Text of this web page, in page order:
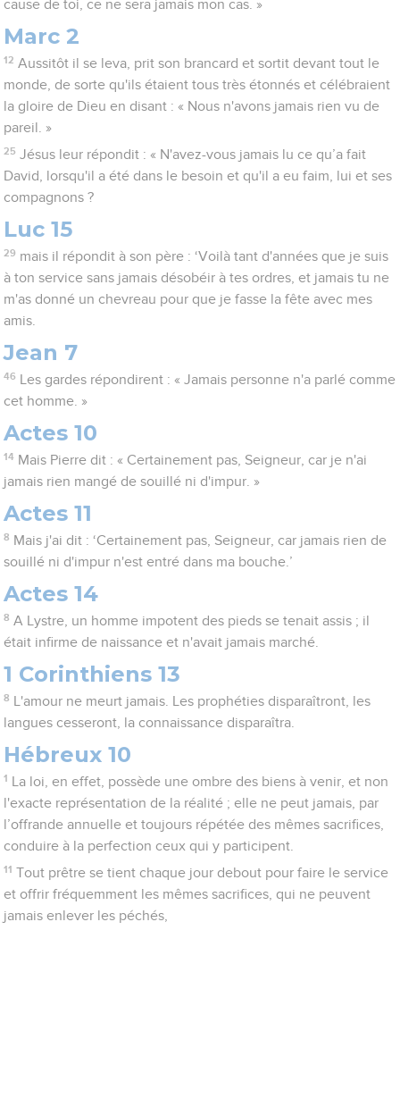
cause de toi, ce ne sera jamais mon cas. »
Marc 2
12 Aussitôt il se leva, prit son brancard et sortit devant tout le
monde, de sorte qu'ils étaient tous très étonnés et célébraient
la gloire de Dieu en disant : « Nous n'avons jamais rien vu de
pareil. »
25 Jésus leur répondit : « N'avez-vous jamais lu ce qu’a fait
David, lorsqu'il a été dans le besoin et qu'il a eu faim, lui et ses
compagnons ?
Luc 15
29 mais il répondit à son père : ‘Voilà tant d'années que je suis
à ton service sans jamais désobéir à tes ordres, et jamais tu ne
m'as donné un chevreau pour que je fasse la fête avec mes
amis.
Jean 7
46
Les gardes répondirent : « Jamais personne n'a parlé comme
cet homme. »
Actes 10
14 Mais Pierre dit : « Certainement pas, Seigneur, car je n'ai
jamais rien mangé de souillé ni d'impur. »
Actes 11
8 Mais j'ai dit : ‘Certainement pas, Seigneur, car jamais rien de
souillé ni d'impur n'est entré dans ma bouche.’
Actes 14
8 A Lystre, un homme impotent des pieds se tenait assis ; il
était infirme de naissance et n'avait jamais marché.
1 Corinthiens 13
8
L'amour ne meurt jamais. Les prophéties disparaîtront, les
langues cesseront, la connaissance disparaîtra.
Hébreux 10
1
La loi, en effet, possède une ombre des biens à venir, et non
l'exacte représentation de la réalité ; elle ne peut jamais, par
l’offrande annuelle et toujours répétée des mêmes sacrifices,
conduire à la perfection ceux qui y participent.
11 Tout prêtre se tient chaque jour debout pour faire le service
et offrir fréquemment les mêmes sacrifices, qui ne peuvent
jamais enlever les péchés,